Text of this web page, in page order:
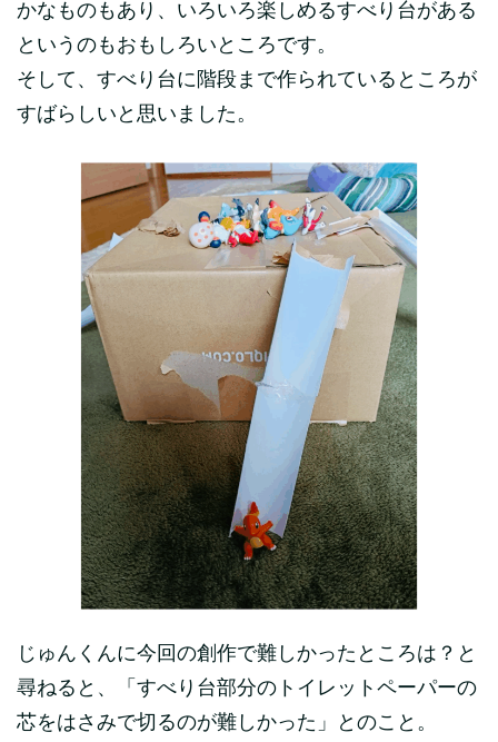
かなものもあり、いろいろ楽しめるすべり台がある
というのもおもしろいところです。
そして、すべり台に階段まで作られているところが
すばらしいと思いました。
じゅんくんに今回の創作で難しかったところは？と
尋ねると、「すべり台部分のトイレットペーパーの
芯をはさみで切るのが難しかった」とのこと。